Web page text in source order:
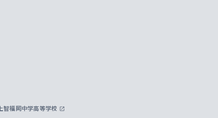
上智福岡中学高等学校